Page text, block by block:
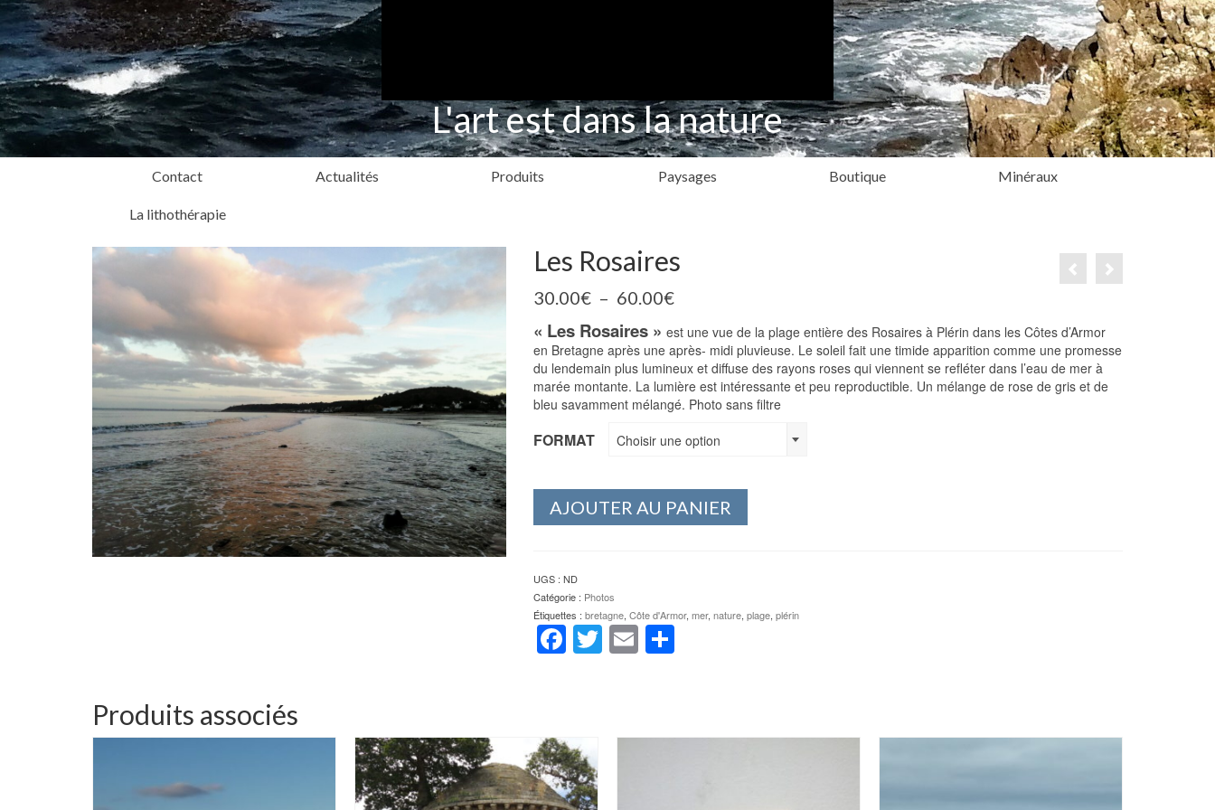
L'art est dans la nature
Contact Actualités Produits Paysages Boutique Minéraux
La lithothérapie
Les Rosaires
30.00€ – 60.00€Plage
prix :
30.00€
à
60.00€
« Les Rosaires » est une vue de la plage entière des Rosaires à Plérin dans les Côtes d’Armor
en Bretagne après une après- midi pluvieuse. Le soleil fait une timide apparition comme une promesse
du lendemain plus lumineux et diffuse des rayons roses qui viennent se refléter dans l’eau de mer à
marée montante. La lumière est intéressante et peu reproductible. Un mélange de rose de gris et de
bleu savamment mélangé. Photo sans filtre
FORMAT Choisir une option
AJOUTER AU PANIER
UGS : ND
Catégorie : Photos
Étiquettes : bretagne, Côte d'Armor, mer, nature, plage, plérin
Facebook
Twitter
EmailPartager
Produits associés